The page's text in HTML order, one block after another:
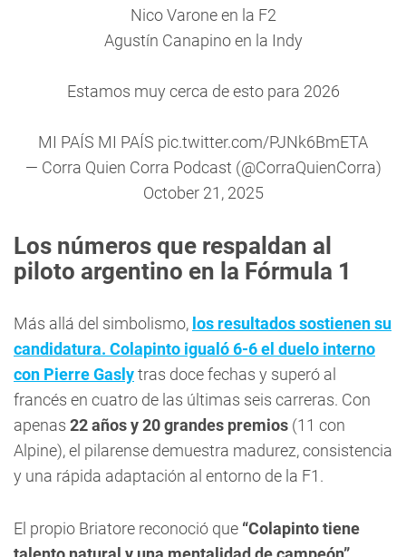
Nico Varone en la F2
Agustín Canapino en la Indy
Estamos muy cerca de esto para 2026
MI PAÍS MI PAÍS pic.twitter.com/PJNk6BmETA
— Corra Quien Corra Podcast (@CorraQuienCorra)
October 21, 2025
Los números que respaldan al
piloto argentino en la Fórmula 1
Más allá del simbolismo, los resultados sostienen su
candidatura. Colapinto igualó 6-6 el duelo interno
con Pierre Gaslytras doce fechas y superó al
francés en cuatro de las últimas seis carreras. Con
apenas 22 años y 20 grandes premios (11 con
Alpine), el pilarense demuestra madurez, consistencia
y una rápida adaptación al entorno de la F1.
El propio Briatore reconoció que “Colapinto tiene